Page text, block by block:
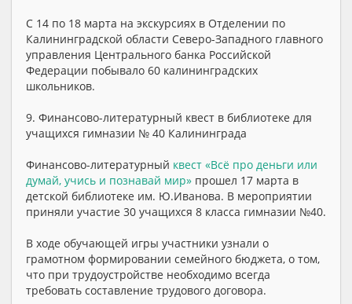
С 14 по 18 марта на экскурсиях в Отделении по
Калининградской области Северо-Западного главного
управления Центрального банка Российской
Федерации побывало 60 калининградских
школьников.
9. Финансово-литературный квест в библиотеке для
учащихся гимназии № 40 Калининграда
Финансово-литературный квест «Всё про деньги или
думай, учись и познавай мир» прошел 17 марта в
детской библиотеке им. Ю.Иванова. В мероприятии
приняли участие 30 учащихся 8 класса гимназии №40.
В ходе обучающей игры участники узнали о
грамотном формировании семейного бюджета, о том,
что при трудоустройстве необходимо всегда
требовать составление трудового договора.